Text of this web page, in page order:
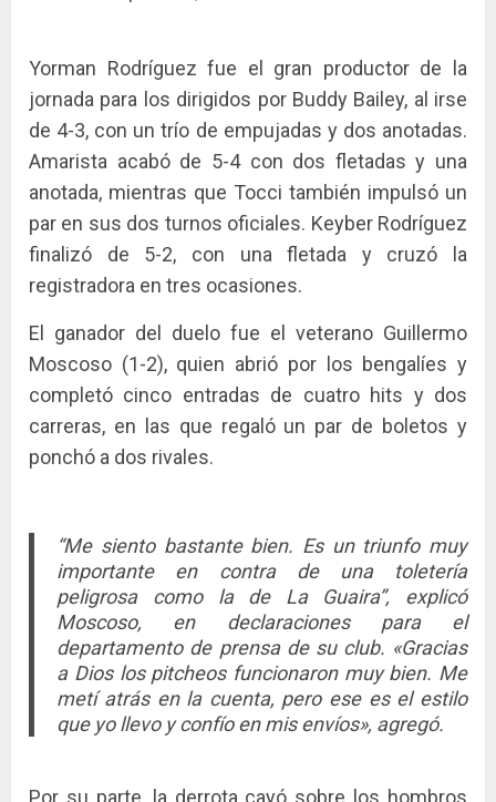
Yorman Rodríguez fue el gran productor de la
jornada para los dirigidos por Buddy Bailey, al irse
de 4-3, con un trío de empujadas y dos anotadas.
Amarista acabó de 5-4 con dos fletadas y una
anotada, mientras que Tocci también impulsó un
par en sus dos turnos oficiales. Keyber Rodríguez
finalizó de 5-2, con una fletada y cruzó la
registradora en tres ocasiones.
El ganador del duelo fue el veterano Guillermo
Moscoso (1-2), quien abrió por los bengalíes y
completó cinco entradas de cuatro hits y dos
carreras, en las que regaló un par de boletos y
ponchó a dos rivales.
“Me siento bastante bien. Es un triunfo muy
importante en contra de una toletería
peligrosa como la de La Guaira”, explicó
Moscoso, en declaraciones para el
departamento de prensa de su club. «Gracias
a Dios los pitcheos funcionaron muy bien. Me
metí atrás en la cuenta, pero ese es el estilo
que yo llevo y confío en mis envíos», agregó.
Por su parte, la derrota cayó sobre los hombros